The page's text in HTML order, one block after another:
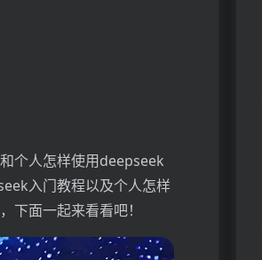
个人怎样使用deepseek
入门教程以及个人怎样
面一起来看看吧！